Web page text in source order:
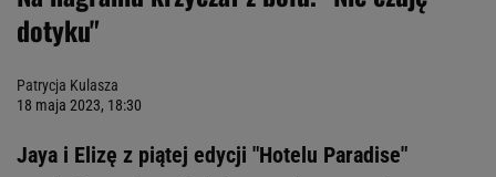
dotyku"
Patrycja Kulasza
18 maja 2023, 18:30
Jaya i Elizę z piątej edycji "Hotelu Paradise"